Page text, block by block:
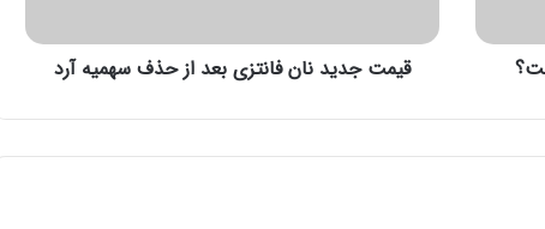
ن
ف
قیمت جدید نان فانتزی بعد از حذف سهمیه آرد